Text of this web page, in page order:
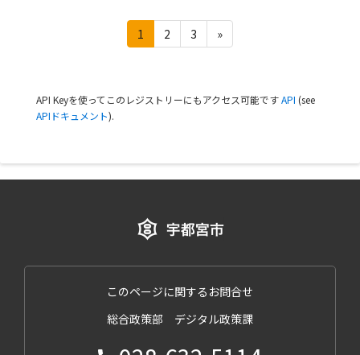
1 2 3 »
API Keyを使ってこのレジストリーにもアクセス可能ですAPI (see
APIドキュメント).
このページに関するお問合せ
総合政策部 デジタル政策課